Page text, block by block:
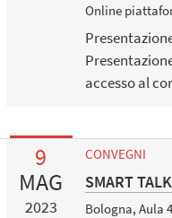
Online
accesso al
9
MAG
2023
CONVEGNI
SMART
Bologna, Aula